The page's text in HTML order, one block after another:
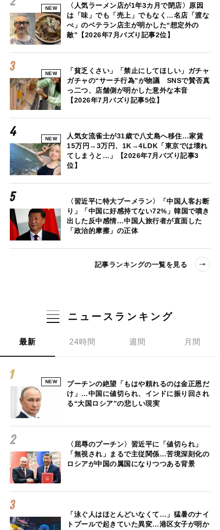
NEW
〈人気ラーメン店が1年3カ月で閉店〉原因
は「味」でも「売上」でもなく…名店「渡な
べ」のベテラン店主が明かした“想定外の
敵”【2026年7月バズり記事2位】
NEW
「貧乏くさい」「禁止にしてほしい」ガチャ
ガチャの“サーチ行為”が物議 SNSで賛否真
っ二つ、店舗側が明かした意外な本音
【2026年7月バズり記事5位】
NEW
人気女流雀士が31歳で八丈島へ移住…家賃
15万円→3万円、1K→4LDK「東京では壊れ
てしまうと…」【2026年7月バズり記事3
位】
〈習近平に特大ブーメラン〉「中国人客お断
り」「中国に好感持てない72%」韓国で噴き
出した反中感情…中国人旅行者が直面した
「政治的摩擦」の正体
記事ランキングの一覧を見る
ニュースランキング
最新 24時間 週間 月間
NEW
プーチンの絶望「もはや頼れるのは金正恩だ
け」…中国に値切られ、インドに振り回され
る“大国ロシア”の悲しい現実
〈屈辱のプーチン〉習近平に「値切られ」
「無視され」まるで主従関係…苦境深刻化の
ロシアが中国の属国になりつつある背景
「泳ぐ人はほとんどいなくて…」猛暑のナイ
トプールで起きていた異変…港区女子が明か